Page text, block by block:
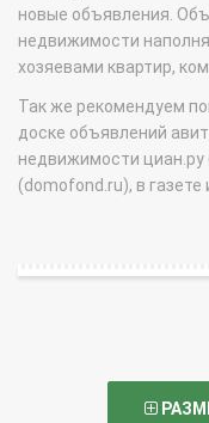
новые объявления.
недвижимости
хозяевами квартир,
Так же рекомендуем
доске объявлений
недвижимости циан.ру
(domofond.ru), в газете